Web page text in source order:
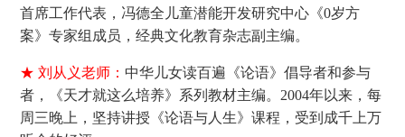
首席工作代表，冯德全儿童潜能开发研究中心《0岁方
案》专家组成员，经典文化教育杂志副主编。
★ 刘从义老师： 中华儿女读百遍《论语》倡导者和参与
者，《天才就这么培养》系列教材主编。2004年以来，每
周三晚上，坚持讲授《论语与人生》课程，受到成千上万